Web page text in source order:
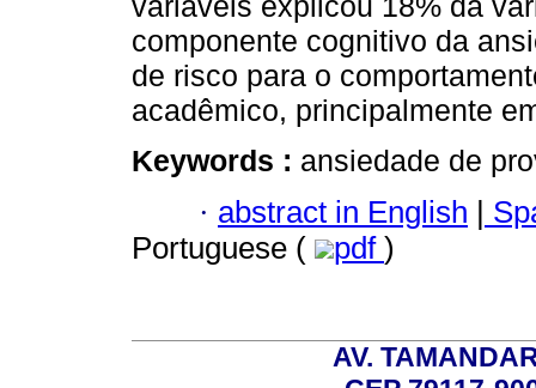
componente cognitivo da
de risco para o
acadêmico, principalmente
Keywords : ansiedade de
· abstract in English |
Portuguese (
pdf )
AV.